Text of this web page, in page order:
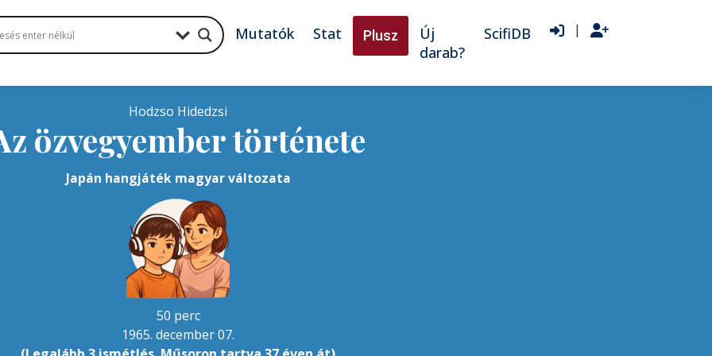
Mutatók Stat Plusz
Új
darab?
ScifiDB |
Hodzso Hidedzsi
özvegyember története
Japán hangjáték magyar változata
50 perc
1965. december 07.